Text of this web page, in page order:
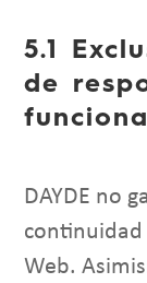
5.1
de
DAYDE no
Web.